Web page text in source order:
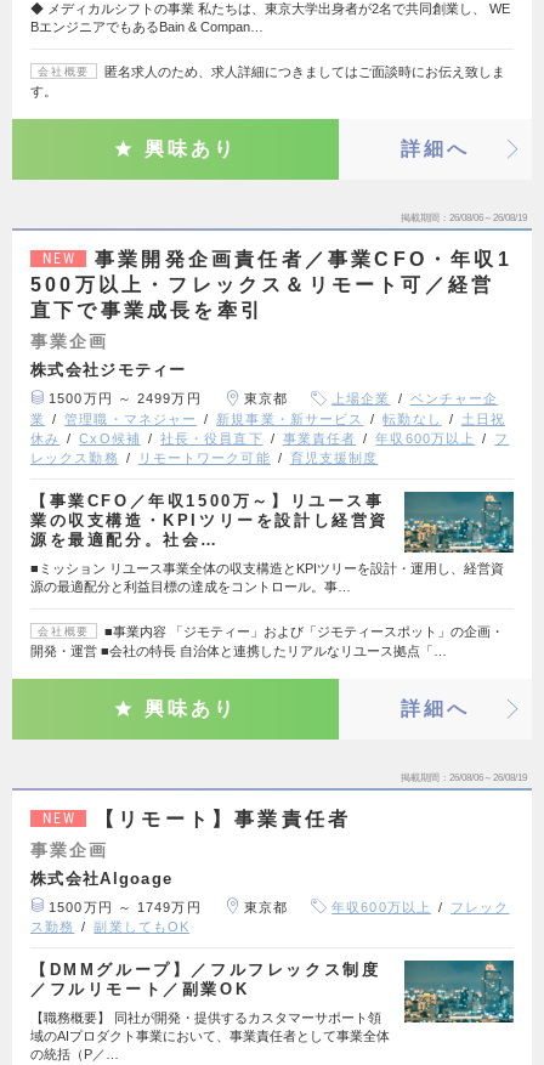
◆ メディカルシフトの事業 私たちは、東京大学出身者が2名で共同創業し、 WE
BエンジニアでもあるBain & Compan…
会社概要
匿名求人のため、求人詳細につきましてはご面談時にお伝え致しま
す。
興味あり 詳細へ
掲載期間 26/08/06～26/08/19
NEW
事業開発企画責任者／事業CFO・年収1
500万以上・フレックス＆リモート可／経営
直下で事業成長を牽引
事業企画
株式会社ジモティー
1500万円 ～ 2499万円 東京都 上場企業
ベンチャー企
業
管理職・マネジャー 新規事業・新サービス 転勤なし
土日祝
休み
CxO候補 社長・役員直下 事業責任者 年収600万以上
フ
レックス勤務
リモートワーク可能 育児支援制度
【事業CFO／年収1500万～】リユース事
業の収支構造・KPIツリーを設計し経営資
源を最適配分。社会…
■ミッション リユース事業全体の収支構造とKPIツリーを設計・運用し、経営資
源の最適配分と利益目標の達成をコントロール。事…
会社概要
■事業内容 「ジモティー」および「ジモティースポット」の企画・
開発・運営 ■会社の特長 自治体と連携したリアルなリユース拠点「…
興味あり 詳細へ
掲載期間 26/08/06～26/08/19
NEW 【リモート】事業責任者
事業企画
株式会社Algoage
1500万円 ～ 1749万円 東京都 年収600万以上
フレック
ス勤務
副業してもOK
【DMMグループ】／フルフレックス制度
／フルリモート／副業OK
【職務概要】 同社が開発・提供するカスタマーサポート領
域のAIプロダクト事業において、事業責任者として事業全体
の統括（P／…